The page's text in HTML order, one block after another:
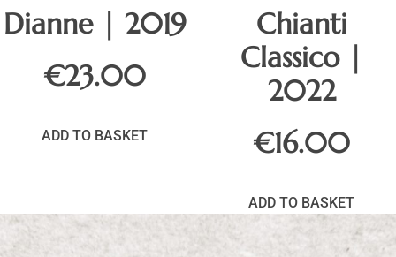
Dianne | 2019
€23.00
ADD TO BASKET
Chianti
Classico |
2022
€16.00
ADD TO BASKET